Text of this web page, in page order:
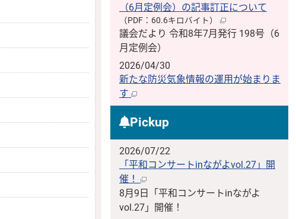
（6月定例会）の記事訂正について
（PDF：60.6キロバイト）
議会だより 令和8年7月発行 198号（6
月定例会）
2026/04/30
新たな防災気象情報の運用が始まりま
す
Pickup
2026/07/22
「平和コンサートinながよvol.27」開
催！
8月9日「平和コンサートinながよ
vol.27」開催！